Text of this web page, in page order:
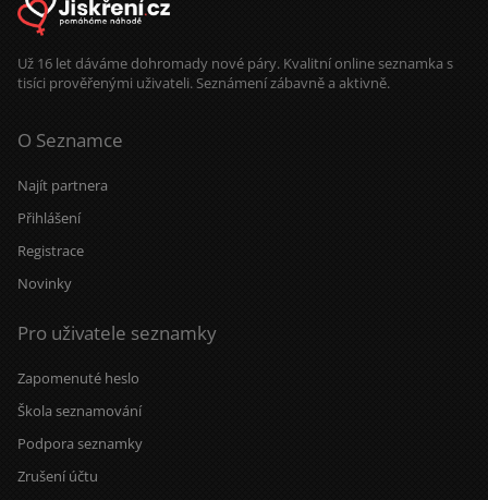
Už 16 let dáváme dohromady nové páry. Kvalitní online seznamka s
tisíci prověřenými uživateli. Seznámení zábavně a aktivně.
O Seznamce
Najít partnera
Přihlášení
Registrace
Novinky
Pro uživatele seznamky
Zapomenuté heslo
Škola seznamování
Podpora seznamky
Zrušení účtu